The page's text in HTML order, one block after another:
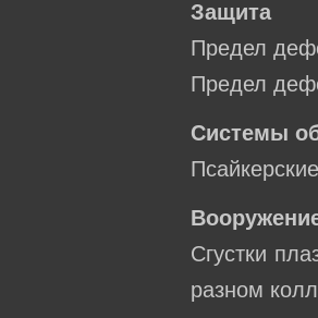
Защита
Предел
Предел
Системы
Сгустки
разном